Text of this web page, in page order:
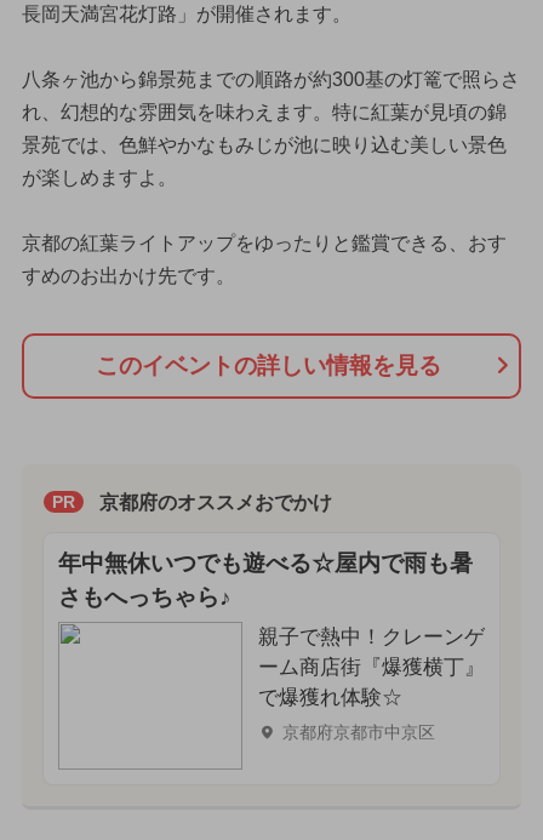
長岡天満宮花灯路」が開催されます。
八条ヶ池から錦景苑までの順路が約300基の灯篭で照らさ
れ、幻想的な雰囲気を味わえます。特に紅葉が見頃の錦
景苑では、色鮮やかなもみじが池に映り込む美しい景色
が楽しめますよ。
京都の紅葉ライトアップをゆったりと鑑賞できる、おす
すめのお出かけ先です。
このイベントの詳しい情報を見る
PR 京都府のオススメおでかけ
年中無休いつでも遊べる☆屋内で雨も暑
さもへっちゃら♪
親子で熱中！クレーンゲ
ーム商店街『爆獲横丁』
で爆獲れ体験☆
京都府京都市中京区